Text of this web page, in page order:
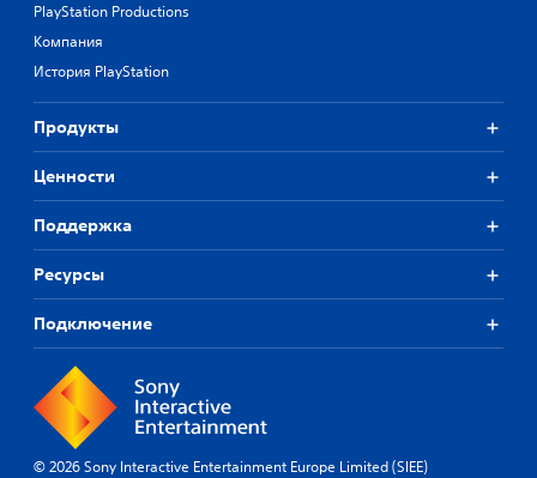
PlayStation Productions
Компания
История PlayStation
Продукты
Ценности
Поддержка
Ресурсы
Подключение
© 2026 Sony Interactive Entertainment Europe Limited (SIEE)